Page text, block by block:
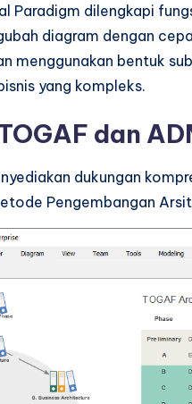
Paradigm dilengkapi
diagram dengan
menggunakan bentuk
yang kompleks.
dan
dukungan
Pengembangan